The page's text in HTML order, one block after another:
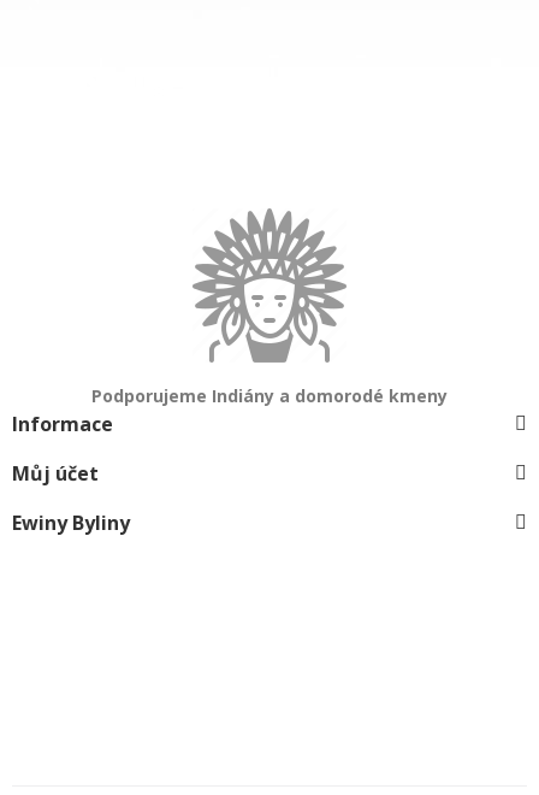
Podporujeme Indiány a domorodé kmeny
Informace
Můj účet
Ewiny Byliny